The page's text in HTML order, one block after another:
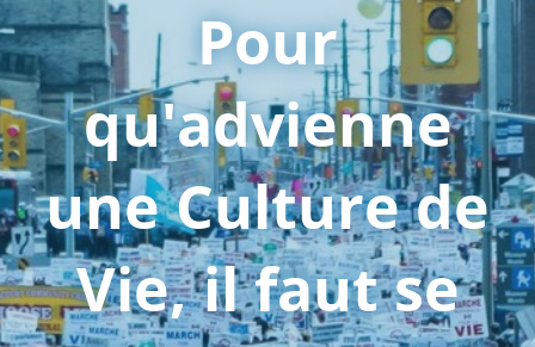
Agir
Boutique
Pour
qu'advienne
une Culture de
Vie, il faut se